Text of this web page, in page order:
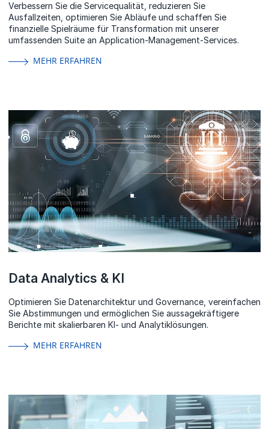
Verbessern Sie die Servicequalität, reduzieren Sie
Ausfallzeiten, optimieren Sie Abläufe und schaffen Sie
finanzielle Spielräume für Transformation mit unserer
umfassenden Suite an Application-Management-Services.
MEHR ERFAHREN
Data Analytics & KI
Optimieren Sie Datenarchitektur und Governance, vereinfachen
Sie Abstimmungen und ermöglichen Sie aussagekräftigere
Berichte mit skalierbaren KI- und Analytiklösungen.
MEHR ERFAHREN